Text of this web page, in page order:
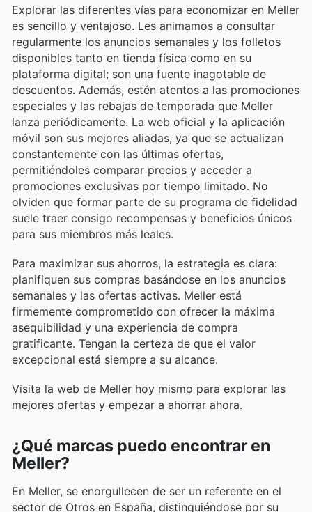
Explorar las diferentes vías para economizar en Meller
es sencillo y ventajoso. Les animamos a consultar
regularmente los anuncios semanales y los folletos
disponibles tanto en tienda física como en su
plataforma digital; son una fuente inagotable de
descuentos. Además, estén atentos a las promociones
especiales y las rebajas de temporada que Meller
lanza periódicamente. La web oficial y la aplicación
móvil son sus mejores aliadas, ya que se actualizan
constantemente con las últimas ofertas,
permitiéndoles comparar precios y acceder a
promociones exclusivas por tiempo limitado. No
olviden que formar parte de su programa de fidelidad
suele traer consigo recompensas y beneficios únicos
para sus miembros más leales.
Para maximizar sus ahorros, la estrategia es clara:
planifiquen sus compras basándose en los anuncios
semanales y las ofertas activas. Meller está
firmemente comprometido con ofrecer la máxima
asequibilidad y una experiencia de compra
gratificante. Tengan la certeza de que el valor
excepcional está siempre a su alcance.
Visita la web de Meller hoy mismo para explorar las
mejores ofertas y empezar a ahorrar ahora.
¿Qué marcas puedo encontrar en
Meller?
En Meller, se enorgullecen de ser un referente en el
sector de Otros en España, distinguiéndose por su